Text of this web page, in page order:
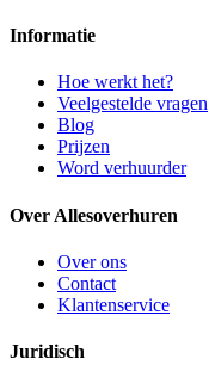
Informatie
Hoe werkt het?
Veelgestelde vragen
Blog
Prijzen
Word verhuurder
Over Allesoverhuren
Over ons
Contact
Klantenservice
Juridisch